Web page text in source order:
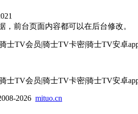
，前台页面内容都可以在后台修改。
士TV会员|骑士TV卡密|骑士TV安卓
士TV会员|骑士TV卡密|骑士TV安卓
2026 mituo.cn